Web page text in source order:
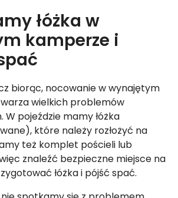
łóżka w
kamperze i
biorąc, nocowanie w wynajętym
wielkich problemów
W pojeździe mamy łóżka
które należy rozłożyć na
też komplet pościeli lub
znaleźć bezpieczne miejsce na
łóżka i pójść spać.